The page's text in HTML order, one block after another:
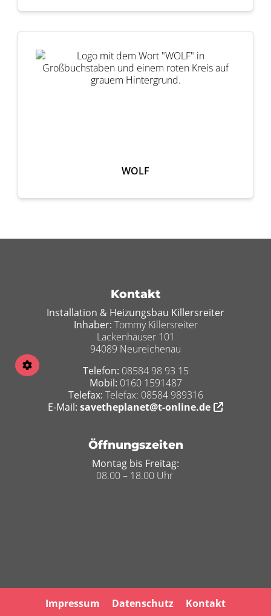
WOLF
Kontakt
Installation & Heizungsbau Killersreiter
Inhaber: Tommy Killersreiter
Lackenhäuser 101
94089 Neureichenau
Telefon: 08584 98 93 15
Mobil: 0160 1591487
Telefax: Telefax: 08584 989316
E-Mail: savetheplanet@t-online.de
Öffnungszeiten
Montag bis Freitag:
08.00 – 18.00 Uhr
Impressum Datenschutz Kontakt